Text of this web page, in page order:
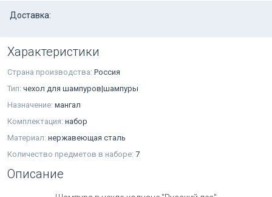
Доставка:
Характеристики
Страна производства: Россия
Тип: чехол для шампуров|шампуры
Назначение: мангал
Комплектация: набор
Материал: нержавеющая сталь
Количество предметов в наборе: 7
Описание